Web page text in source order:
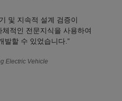
및 지속적 설계 검증이
적인 전문지식을 사용하여
발할 수 있었습니다.”
Electric Vehicle